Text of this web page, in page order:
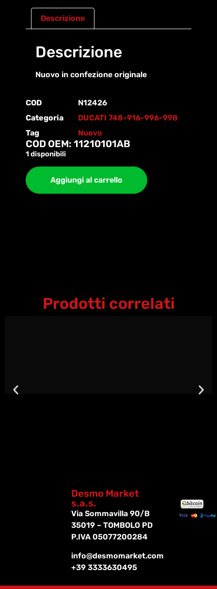
Descrizione
Descrizione
Nuovo in confezione originale
COD
N12426
Categoria
DUCATI 748-916-996-998
Tag
Nuovo
COD OEM: 11210101AB
1 disponibili
Aggiungi al carrello
Prodotti correlati
Desmo Market
s.a.s.
Via Sommavilla 90/B
35019 – TOMBOLO PD
P.IVA 05077200284
info@desmomarket.com
+39 3333630495